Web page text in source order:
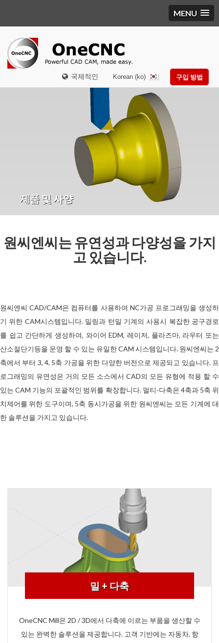
MENU
국제적인 구입 방법
Korean (ko)
제품 및 사양
원씨엔씨는 유연성과 다양성을 가지
고 있습니다.
원씨엔씨 CAD/CAM은 컴퓨터를 사용하여 NC가공 프로그래밍을 생성하
기 위한 CAM시스템입니다. 밀링과 턴밀 기계의 사용시 복잡한 공구경로
를 쉽고 간단하게 생성하여, 와이어 EDM, 레이저, 플라즈마, 라우터 또는
산소절단기등을 운영 할 수 있는 유일한 CAM 시스템입니다. 원씨엔씨는 2
축에서 부터 3, 4, 5축 가공을 위한 다양한 버전으로 제공되고 있습니다. 프
로그래밍의 유연성은 거의 모든 소스에서 CAD의 모든 유형에 적용 할 수
있는 CAM 기능의 포괄적인 범위를 확장합니다. 멀티-다축은 4축과 5축 위
치제어를 위한 도구이며, 5축 동시가공을 위한 원씨엔씨는 모든 기계에 대
한 솔루션을 가지고 있습니다.
밀 + 다축
OneCNC Mill은 2D / 3D에서 다축에 이르는 부품을 생산할 수
있는 완벽한 솔루션을 제공합니다. 고객 기반에는 자동차, 항